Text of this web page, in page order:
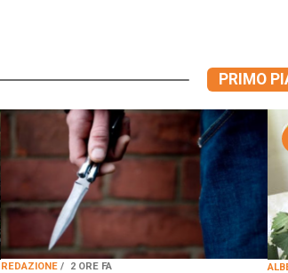
PRIMO
REDAZIONE 2 ORE FA